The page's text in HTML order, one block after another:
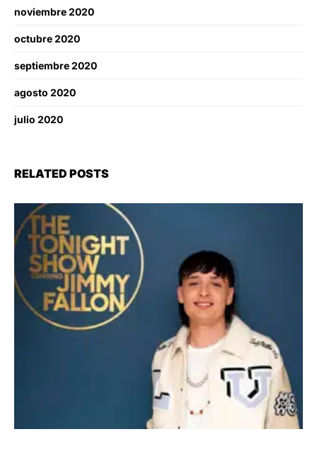
noviembre 2020
octubre 2020
septiembre 2020
agosto 2020
julio 2020
RELATED POSTS